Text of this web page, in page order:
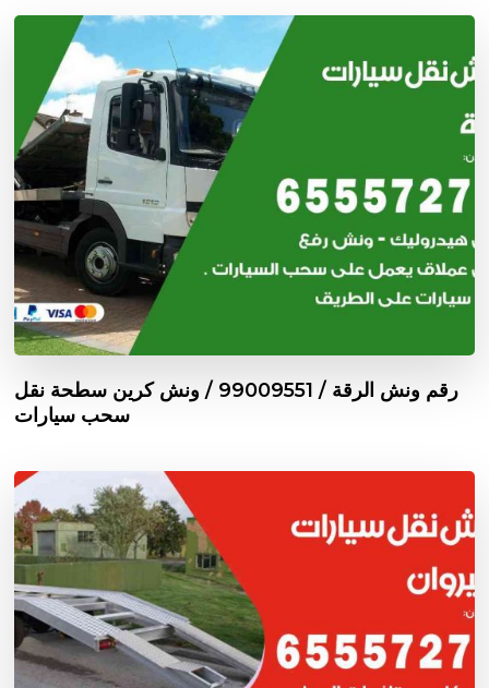
رقم ونش الرقة / 99009551‬ / ونش كرين سطحة نقل
سحب سيارات